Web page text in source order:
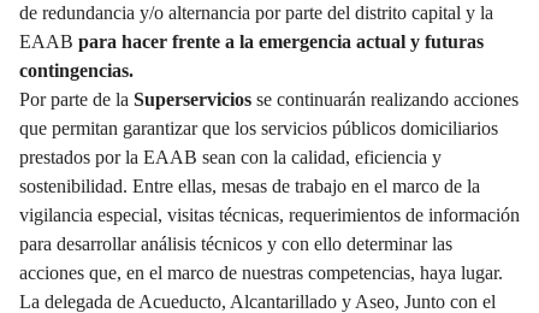
de redundancia y/o alternancia por parte del distrito capital y la
EAAB para hacer frente a la emergencia actual y futuras
contingencias.
Por parte de la Superservicios se continuarán realizando acciones
que permitan garantizar que los servicios públicos domiciliarios
prestados por la EAAB sean con la calidad, eficiencia y
sostenibilidad. Entre ellas, mesas de trabajo en el marco de la
vigilancia especial, visitas técnicas, requerimientos de información
para desarrollar análisis técnicos y con ello determinar las
acciones que, en el marco de nuestras competencias, haya lugar.
La delegada de Acueducto, Alcantarillado y Aseo, Junto con el